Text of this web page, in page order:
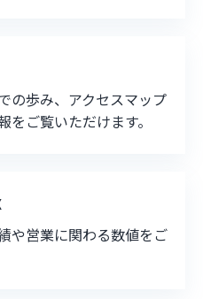
の歩み、アクセスマップ
ご覧いただけます。
や営業に関わる数値をご